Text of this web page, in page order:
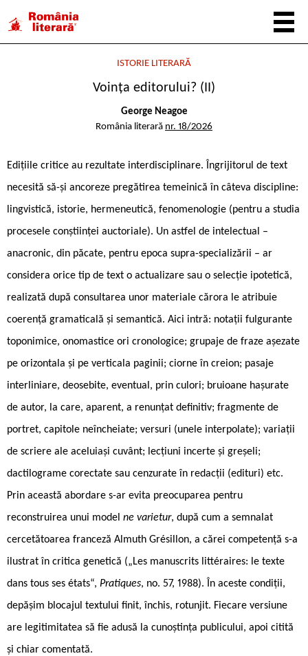
ISTORIE LITERARĂ
Voința editorului? (II)
George Neagoe
România literară nr. 18/2026
Edițiile critice au rezultate interdisciplinare. Îngrijitorul de text
necesită să-și ancoreze pregătirea temeinică în câteva discipline:
lingvistică, istorie, hermeneutică, fenomenologie (pentru a studia
procesele conștiinței auctoriale). Un astfel de intelectual –
anacronic, din păcate, pentru epoca supra-specializării – ar
considera orice tip de text o actualizare sau o selecție ipotetică,
realizată după consultarea unor materiale cărora le atribuie
coerență gramaticală și semantică. Aici intră: notații fulgurante
toponimice, onomastice ori cronologice; grupaje de fraze așezate
pe orizontala și pe verticala paginii; ciorne în creion; pasaje
interliniare, deosebite, eventual, prin culori; bruioane hașurate
de autor, la care, aparent, a renunțat definitiv; fragmente de
portret, capitole neîncheiate; versuri (unele interpolate); variații
de scriere ale aceluiași cuvânt; lecțiuni incerte și greșeli;
dactilograme corectate sau cenzurate în redacții (edituri) etc.
Prin această abordare s-ar evita preocuparea pentru
reconstruirea unui model ne varietur, după cum a semnalat
cercetătoarea franceză Almuth Grésillon, a cărei competență s-a
ilustrat în critica genetică („Les manuscrits littéraires: le texte
dans tous ses états“, Pratiques, no. 57, 1988). În aceste condiții,
depășim blocajul textului finit, închis, rotunjit. Fiecare versiune
are legitimitatea să fie adusă la cunoștința publicului, apoi citită
și chiar comentată.